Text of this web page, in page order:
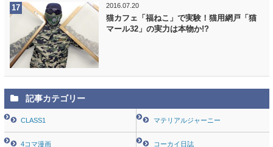
2016.07.20
猫カフェ「福ねこ」で実験！猫用網戸「猫
マール32」の実力は本物か!?
記事カテゴリー
CLASS1 マテリアルジャーニー
4コマ漫画 コーカイ日誌